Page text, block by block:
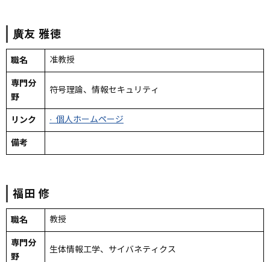
廣友 雅徳
職名 准教授
専門分
野
符号理論、情報セキュリティ
リンク · 個人ホームページ
備考
福田 修
職名 教授
専門分
野
生体情報工学、サイバネティクス